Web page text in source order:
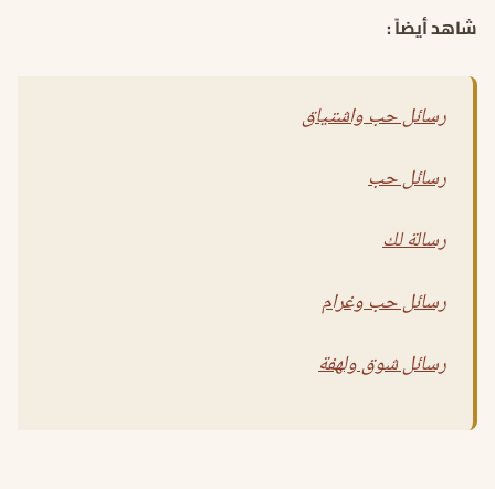
شاهد أيضاً :
رسائل حب واشتياق
رسائل حب
رسالة لك
رسائل حب وغرام
رسائل شوق ولهفة